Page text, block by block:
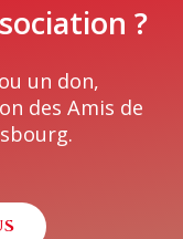
?
un don,
des Amis de